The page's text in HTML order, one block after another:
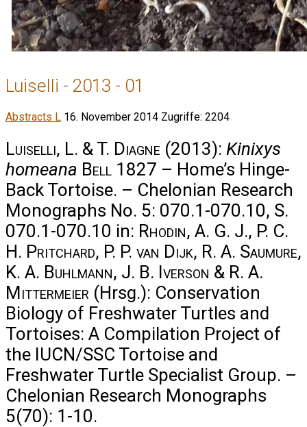
Luiselli - 2013 - 01
Abstracts L 16. November 2014 Zugriffe: 2204
Luiselli, L. & T. Diagne (2013): Kinixys
homeana Bell 1827 – Home’s Hinge-
Back Tortoise. – Chelonian Research
Monographs No. 5: 070.1-070.10, S.
070.1-070.10 in: Rhodin, A. G. J., P. C.
H. Pritchard, P. P. van Dijk, R. A. Saumure,
K. A. Buhlmann, J. B. Iverson & R. A.
Mittermeier (Hrsg.): Conservation
Biology of Freshwater Turtles and
Tortoises: A Compilation Project of
the IUCN/SSC Tortoise and
Freshwater Turtle Specialist Group. –
Chelonian Research Monographs
5(70): 1-10.